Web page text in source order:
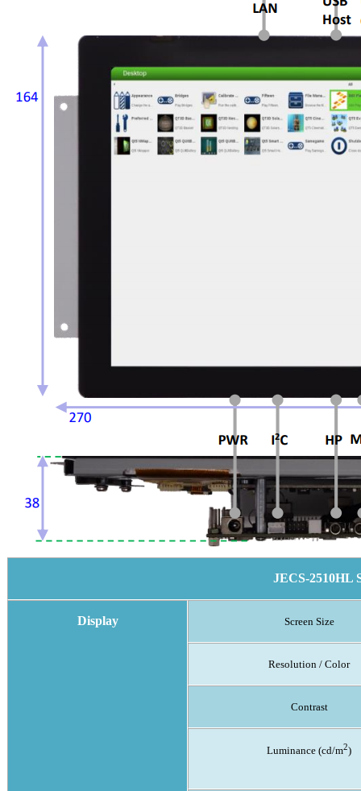
JECS-2510HL
Display Screen Size
Resolution / Color
Contrast
Luminance (cd/m2)